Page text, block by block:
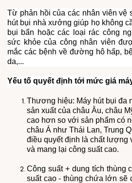
Từ phản hồi của các nhân viên vệ
hút bụi nhà xưởng giúp họ không
bụi bẩn hoặc các loại rác công
sức khỏe của công nhân viên
mắc các bệnh về đường hô hấp,
da,...
Yếu tố quyết định tới mức giá
Thương hiệu: Máy hút bụi đa
sản xuất của châu Âu, châu
cao hơn so với sản phẩm có
châu Á như Thái Lan, Trung
điều quyết định là chất lượng
và mang lại công suất cao.
Công suất + dung tích thùng
suất cao - thùng chứa lớn sẽ